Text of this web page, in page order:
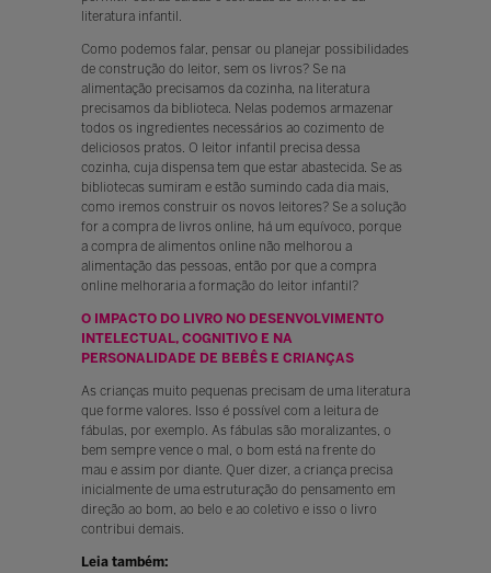
literatura infantil.
Como podemos falar, pensar ou planejar possibilidades
de construção do leitor, sem os livros? Se na
alimentação precisamos da cozinha, na literatura
precisamos da biblioteca. Nelas podemos armazenar
todos os ingredientes necessários ao cozimento de
deliciosos pratos. O leitor infantil precisa dessa
cozinha, cuja dispensa tem que estar abastecida. Se as
bibliotecas sumiram e estão sumindo cada dia mais,
como iremos construir os novos leitores? Se a solução
for a compra de livros online, há um equívoco, porque
a compra de alimentos online não melhorou a
alimentação das pessoas, então por que a compra
online melhoraria a formação do leitor infantil?
O IMPACTO DO LIVRO NO DESENVOLVIMENTO
INTELECTUAL, COGNITIVO E NA
PERSONALIDADE DE BEBÊS E CRIANÇAS
As crianças muito pequenas precisam de uma literatura
que forme valores. Isso é possível com a leitura de
fábulas, por exemplo. As fábulas são moralizantes, o
bem sempre vence o mal, o bom está na frente do
mau e assim por diante. Quer dizer, a criança precisa
inicialmente de uma estruturação do pensamento em
direção ao bom, ao belo e ao coletivo e isso o livro
contribui demais.
Leia também: